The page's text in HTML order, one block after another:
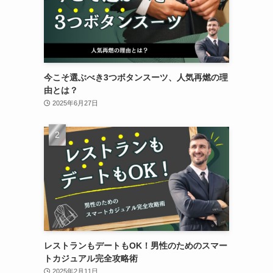
今こそ選ぶべき3つボタンスーツ、人気再燃の理
由とは？
2025年6月27日
レストランもデートもOK！男性のためのスマー
トカジュアル完全攻略術
2025年2月11日